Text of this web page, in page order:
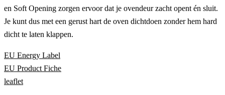
en Soft Opening zorgen ervoor dat je ovendeur zacht opent én sluit.
Je kunt dus met een gerust hart de oven dichtdoen zonder hem hard
dicht te laten klappen.
EU Energy Label
EU Product Fiche
leaflet